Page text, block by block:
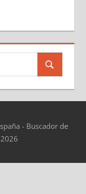
Buscar
- Buscador de